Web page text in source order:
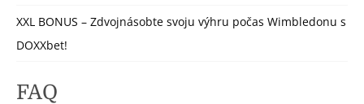
XXL BONUS – Zdvojnásobte svoju výhru počas Wimbledonu s
DOXXbet!
FAQ